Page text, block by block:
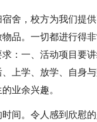
舍，校方为我们提
品。一切都进行得
：一、活动项目要
上学、放学、自身
业余兴趣。
间。令人感到欣慰